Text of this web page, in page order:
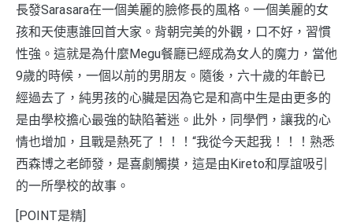
長發Sarasara在一個美麗的臉修長的風格。一個美麗的女
孩和天使惠誰回首大家。背朝完美的外觀，口不好，習慣
性強。這就是為什麼Megu餐廳已經成為女人的魔力，當他
9歲的時候，一個以前的男朋友。隨後，六十歲的年齡已
經過去了，純男孩的心臟是因為它是和高中生是由更多的
是由學校擔心最強的缺陷著迷。此外，同學們，讓我的心
情也增加，且戰是熱死了！！！“我從今天起我！！！熟悉
西森博之老師發，是喜劇觸摸，這是由Kireto和厚誼吸引
的一所學校的故事。
[POINT是精]